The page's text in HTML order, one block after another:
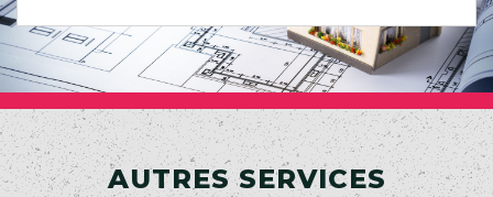
AUTRES SERVICES